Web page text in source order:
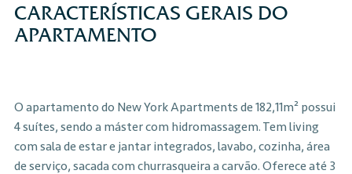
CARACTERÍSTICAS GERAIS DO
APARTAMENTO
O apartamento do New York Apartments de 182,11m² possui
4 suítes, sendo a máster com hidromassagem. Tem living
com sala de estar e jantar integrados, lavabo, cozinha, área
de serviço, sacada com churrasqueira a carvão. Oferece até 3